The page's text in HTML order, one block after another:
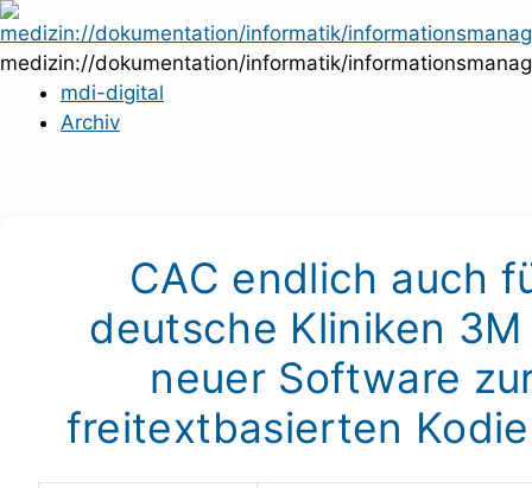
Zum
Inhalt
springen
medizin://dokumentation/informatik/
mdi-digital
Archiv
CAC endlich auch
deutsche Kliniken
neuer Software
freitextbasierten